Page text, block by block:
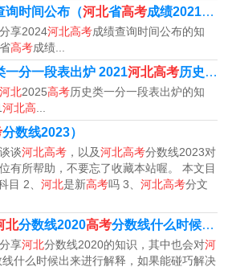
举行，高考时间有两天三天和四天，
同。高考两天，6月7日和6月8日。
8，9日。高考考四天6月7，8，910
至4天。2023各省传统高考：文综和
八日举行，为期两天。2023各省新
六月七日、八日和九日进行三天的
询时间公布（河北省高考成绩2021具体时间）
享2024河北高考成绩查询时间公布的知
省高考成绩...
一分一段表出炉 2021河北高考历史组合录取人数
河北2025高考历史类一分一段表出炉的知
河北高
分数线2023）
谈河北高考 ，以及河北高考分数线2023对
有所帮助，不要忘了收藏本站喔。 本文目
目 2、 河北是新高考吗 3、 河北高考分文
北分数线2020高考分数线什么时候出来）
享河北分数线2020的知识，其中也会对河
线什么时候出来进行解释，如果能碰巧解决